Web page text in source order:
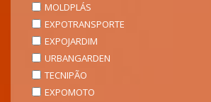
MOLDPLÁS
EXPOTRANSPORTE
EXPOJARDIM
URBANGARDEN
TECNIPÃO
EXPOMOTO